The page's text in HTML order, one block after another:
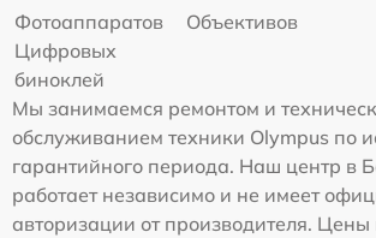
Фотоаппаратов
Объективов
Цифровых
биноклей
Мы занимаемся ремонтом и
обслуживанием техники Olympus по
гарантийного периода. Наш центр в
работает независимо и не имеет
авторизации от производителя. Цены